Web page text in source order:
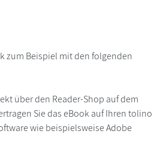
zum Beispiel mit den folgenden
über den Reader-Shop auf dem
Sie das eBook auf Ihren tolino
wie beispielsweise Adobe